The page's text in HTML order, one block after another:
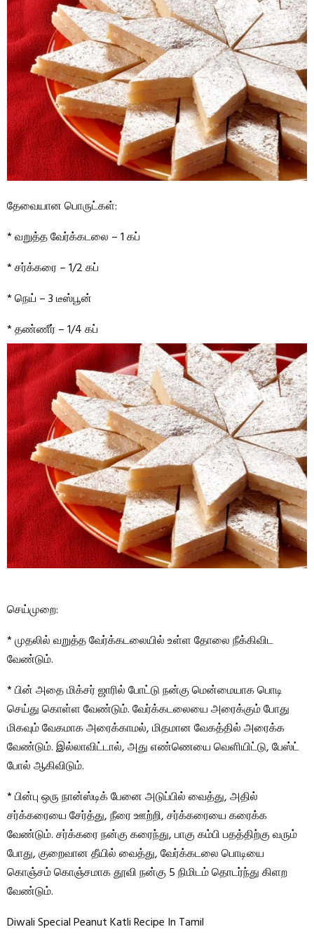
தேவையான பொருட்கள்:
* வறுத்த வேர்க்கடலை – 1 கப்
* சர்க்கரை – 1/2 கப்
* நெய் – 3 டீஸ்பூன்
* தண்ணீர் – 1/4 கப்
செய்முறை:
* முதலில் வறுத்த வேர்க்கடலையில் உள்ள தோலை நீக்கிவிட
வேண்டும்.
* பின் அதை மிக்சர் ஜாரில் போட்டு நன்கு மென்மையாக பொடி
செய்து கொள்ள வேண்டும். வேர்க்கடலையை அரைக்கும் போது
மிகவும் வேகமாக அரைக்காமல், மிதமான வேகத்தில் அரைக்க
வேண்டும். இல்லாவிட்டால், அது எண்ணெயை வெளியிட்டு, பேஸ்ட்
போல் ஆகிவிடும்.
* பின்பு ஒரு நான்ஸ்டிக் பேனை அடுப்பில் வைத்து, அதில்
சர்க்கரையை சேர்த்து, நீரை ஊற்றி, சர்க்கரையை கரைக்க
வேண்டும். சர்க்கரை நன்கு கரைந்து, பாகு கம்பி பதத்திற்கு வரும்
போது, குறைவான தீயில் வைத்து, வேர்க்கடலை பொடியை
கொஞ்சம் கொஞ்சமாக தூவி நன்கு 5 நிமிடம் தொடர்ந்து கிளற
வேண்டும்.
Diwali Special Peanut Katli Recipe In Tamil